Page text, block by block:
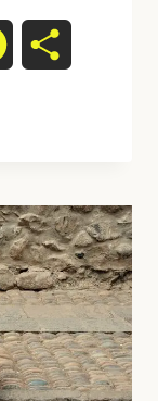
Pinterest